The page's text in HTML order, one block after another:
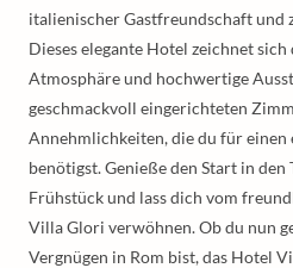
italienischer Gastfreundschaft und
Dieses elegante Hotel zeichnet
Atmosphäre und hochwertige
geschmackvoll eingerichteten
Annehmlichkeiten, die du für
benötigst. Genieße den Start in den
Frühstück und lass dich vom
Villa Glori verwöhnen. Ob du nun
Vergnügen in Rom bist, das Hotel